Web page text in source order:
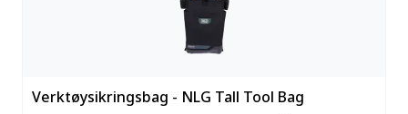
Verktøysikringsbag - NLG Tall Tool Bag